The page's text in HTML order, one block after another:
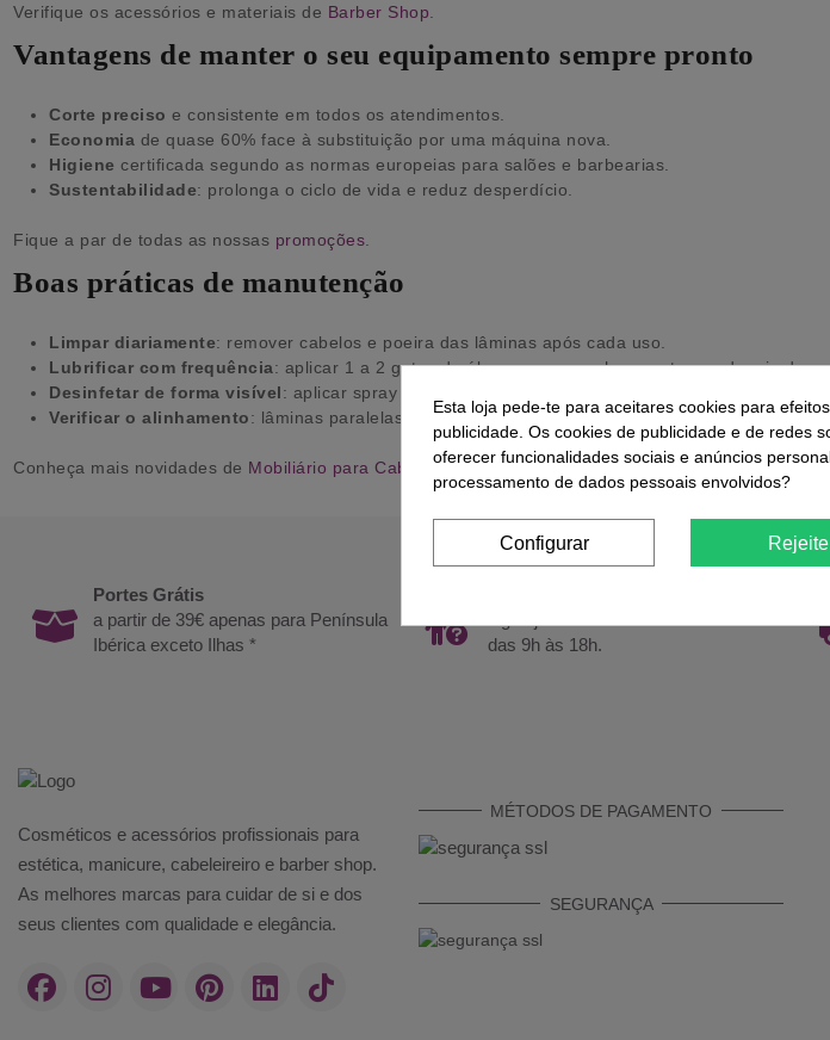
Verifique os acessórios e materiais de Barber Shop
Vantagens de manter o seu equipamento sempre pronto
Corte preciso e consistente em todos os atendimentos.
Economia de quase 60% face à substituição por uma máquina nova.
Higiene certificada segundo as normas europeias para salões e barbearias.
Sustentabilidade: prolonga o ciclo de vida e reduz desperdício.
Fique a par de todas as nossas promoções
Boas práticas de manutenção
Limpar diariamente: remover cabelos e poeira das lâminas após cada uso.
Lubrificar com frequência: aplicar 1 a 2 gotas de óleo nas zonas-chave antes ou depois de
Desinfetar de forma visível: aplicar spray desinfetante na presença do cliente reforça
Verificar o alinhamento: lâminas paralelas, sem dentes danificados e bem fixas.
Conheça mais novidades de Mobiliário para Cabeleireiro.
Portes Grátis
a partir de 39€ apenas para Península
Ibérica exceto Ilhas *
das 9h às 18h.
Cosméticos e acessórios profissionais para
estética, manicure, cabeleireiro e barber shop.
As melhores marcas para cuidar de si e dos
seus clientes com qualidade e elegância.
MÉTODOS DE PAGAMENTO
SEGURANÇA
Esta loja pede-te para aceitares cookies para
publicidade. Os cookies de publicidade e de redes
oferecer funcionalidades sociais e anúncios
processamento de dados pessoais envolvidos?
Configurar